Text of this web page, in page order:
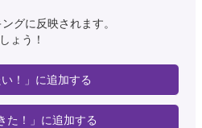
グに反映されます。
ょう！
い！」に追加する
た！」に追加する